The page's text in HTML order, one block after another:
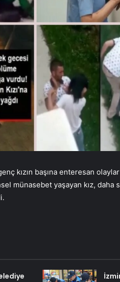
kızın başına enteresan
münasebet yaşayan kız, daha